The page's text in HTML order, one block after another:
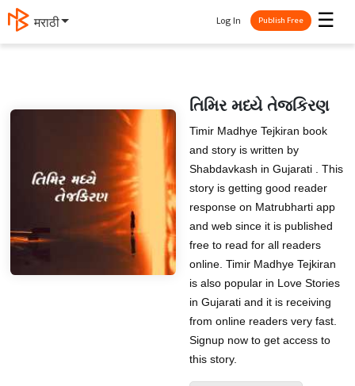
मराठी ☰
Log In Publish Free
તિમિર મધ્યે તેજકિરણ
Timir Madhye Tejkiran book
and story is written by
Shabdavkash in Gujarati . This
story is getting good reader
response on Matrubharti app
and web since it is published
free to read for all readers
online. Timir Madhye Tejkiran
is also popular in Love Stories
in Gujarati and it is receiving
from online readers very fast.
Signup now to get access to
this story.